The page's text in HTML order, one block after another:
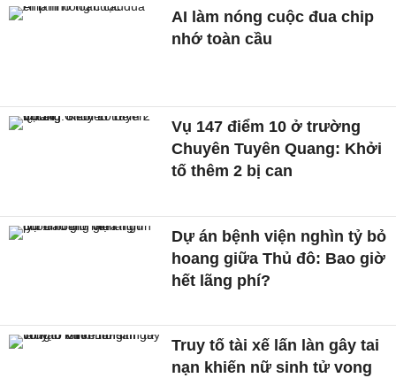
AI làm nóng cuộc đua chip
nhớ toàn cầu
Vụ 147 điểm 10 ở trường
Chuyên Tuyên Quang: Khởi
tố thêm 2 bị can
Dự án bệnh viện nghìn tỷ bỏ
hoang giữa Thủ đô: Bao giờ
hết lãng phí?
Truy tố tài xế lấn làn gây tai
nạn khiến nữ sinh tử vong